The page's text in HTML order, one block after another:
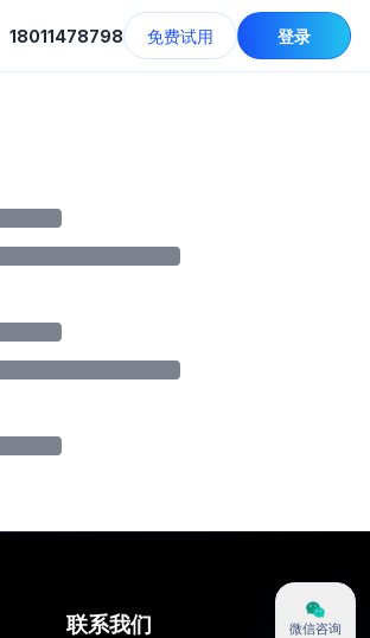
18011478798 免费试用 登录
联系我们 微信咨询